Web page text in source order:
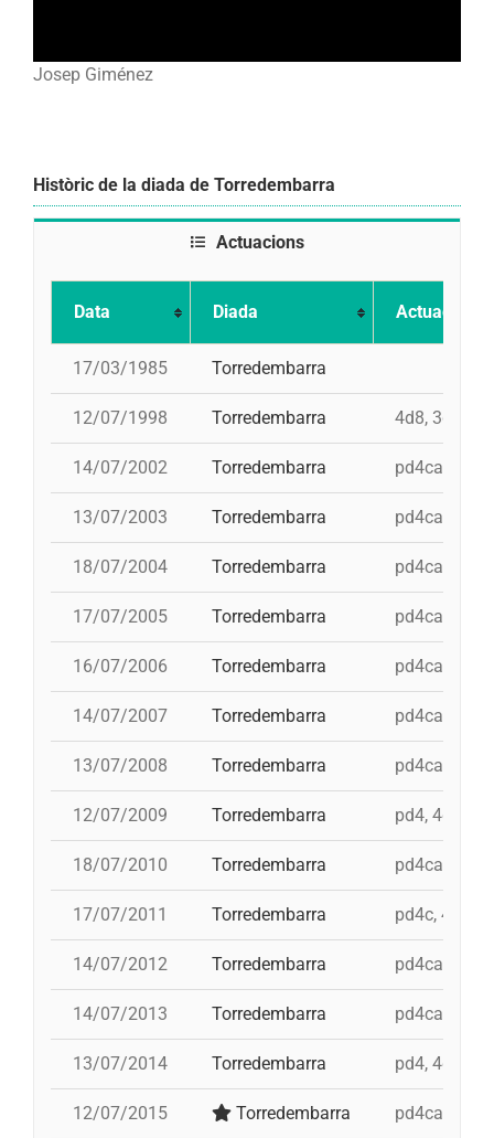
Josep Giménez
Històric de la diada de Torredembarra
Actuacions
Data Diada Actuació
17/03/1985 Torredembarra
12/07/1998 Torredembarra 4d8, 3d8,
14/07/2002 Torredembarra pd4cam,
13/07/2003 Torredembarra pd4cam, id
18/07/2004 Torredembarra pd4cam,
17/07/2005 Torredembarra pd4cam, i
16/07/2006 Torredembarra pd4cam,
14/07/2007 Torredembarra pd4cam,
13/07/2008 Torredembarra pd4cam,
12/07/2009 Torredembarra pd4, 4d8a,
18/07/2010 Torredembarra pd4cam,
17/07/2011 Torredembarra pd4c,
14/07/2012 Torredembarra pd4cam,
14/07/2013 Torredembarra pd4cam,
13/07/2014 Torredembarra pd4, 4d9f,
12/07/2015 Torredembarra pd4cam,